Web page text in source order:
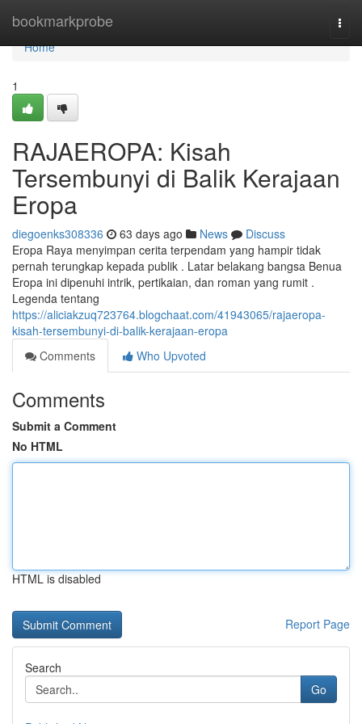
bookmarkprobe
Home
Home
1
RAJAEROPA: Kisah
Tersembunyi di Balik Kerajaan
Eropa
diegoenks308336 63 days ago News
Discuss
Eropa Raya menyimpan cerita terpendam yang hampir tidak
pernah terungkap kepada publik . Latar belakang bangsa Benua
Eropa ini dipenuhi intrik, pertikaian, dan roman yang rumit .
Legenda tentang
https://aliciakzuq723764.blogchaat.com/41943065/rajaeropa-
kisah-tersembunyi-di-balik-kerajaan-eropa
Comments
Who Upvoted
Comments
Submit a Comment
No HTML
HTML is disabled
Report Page
Search
Go